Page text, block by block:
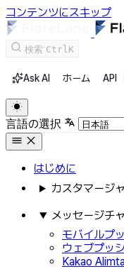
コンテンツにスキップ
検索 CtrlK
Ask AI ホーム API
言語の選択
はじめに
カスタマージ
メッセージチ
モバイルプ
ウェブプッ
Kakao